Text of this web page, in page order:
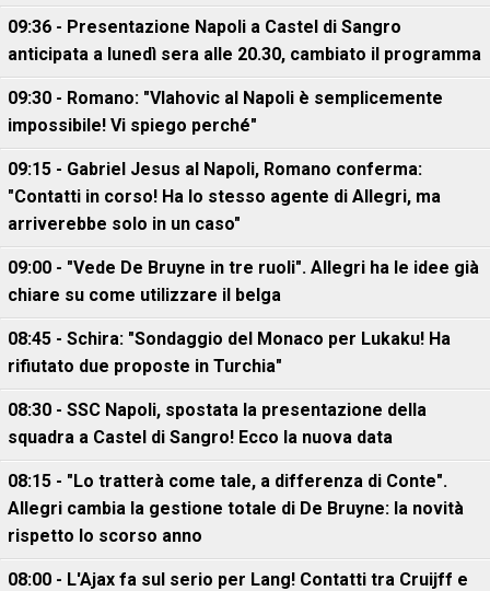
09:36 - Presentazione Napoli a Castel di Sangro
anticipata a lunedì sera alle 20.30, cambiato il programma
09:30 - Romano: "Vlahovic al Napoli è semplicemente
impossibile! Vi spiego perché"
09:15 - Gabriel Jesus al Napoli, Romano conferma:
"Contatti in corso! Ha lo stesso agente di Allegri, ma
arriverebbe solo in un caso"
09:00 - "Vede De Bruyne in tre ruoli". Allegri ha le idee già
chiare su come utilizzare il belga
08:45 - Schira: "Sondaggio del Monaco per Lukaku! Ha
rifiutato due proposte in Turchia"
08:30 - SSC Napoli, spostata la presentazione della
squadra a Castel di Sangro! Ecco la nuova data
08:15 - "Lo tratterà come tale, a differenza di Conte".
Allegri cambia la gestione totale di De Bruyne: la novità
rispetto lo scorso anno
08:00 - L'Ajax fa sul serio per Lang! Contatti tra Cruijff e